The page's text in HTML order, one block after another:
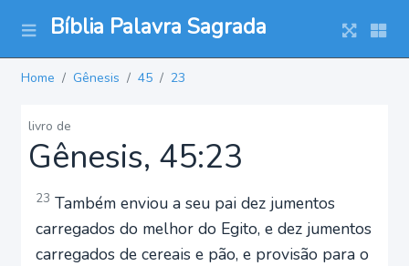
Bíblia Palavra Sagrada
Home Gênesis 45 23
livro de
Gênesis, 45:23
23 Também enviou a seu pai dez jumentos
carregados do melhor do Egito, e dez jumentos
carregados de cereais e pão, e provisão para o